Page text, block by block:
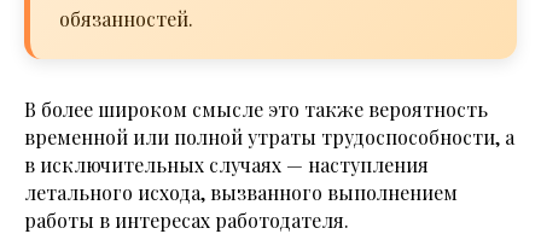
обязанностей.
В более широком смысле это также вероятность
временной или полной утраты трудоспособности, а
в исключительных случаях — наступления
летального исхода, вызванного выполнением
работы в интересах работодателя.